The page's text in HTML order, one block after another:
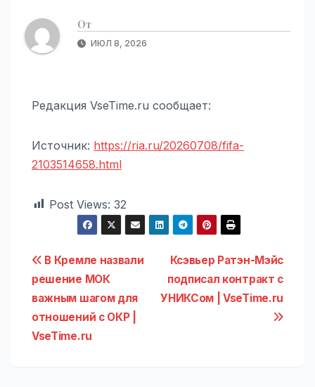
От
ИЮЛ 8, 2026
Редакция VseTime.ru сообщает:
Источник: https://ria.ru/20260708/fifa-
2103514658.html
Post Views: 32
Навигация
по
записям
Ксэвьер Ратэн-Мэйс
подписал контракт с
УНИКСом | VseTime.ru
В Кремле назвали
решение МОК
важным шагом для
отношений с ОКР |
VseTime.ru